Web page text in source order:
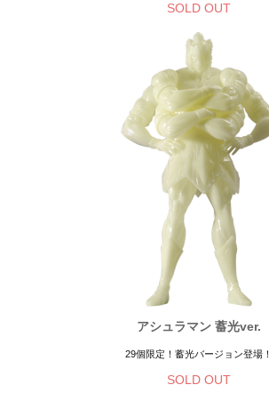
SOLD OUT
アシュラマン 蓄光ver.
29個限定！蓄光バージョン登場！
SOLD OUT